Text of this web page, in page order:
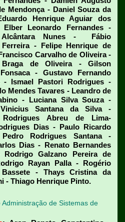
Mendonça - Daniel Souza da
Henrique Aguiar dos
Leonardo Fernandes -
Alcântara Nunes - Fábio
Ferreira - Felipe Henrique de
Carvalho de Oliveira -
Braga de Oliveira - Gilson
- Gustavo Fernando
- Ismael Pastori Rodrigues -
Mendes Tavares - Leandro de
- Luciana Silva Souza -
Santana da Silva -
Rodrigues Abreu de Lima-
Dias - Paulo Ricardo
Rodrigues Santana -
Dias - Renato Bernandes
Rodrigo Galzano Pereira de
Rayan Palla - Rogério
Bassete - Thays Cristina da
- Thiago Henrique Pinto.
de Sistemas de